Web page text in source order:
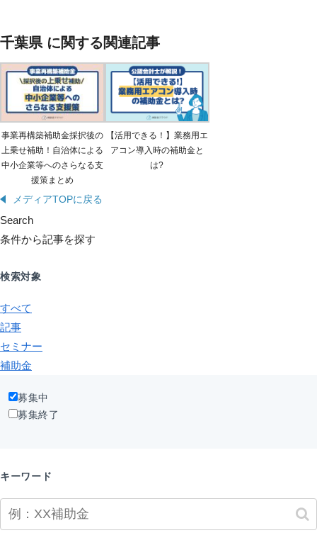
千葉県 に関する関連記事
事業再構築補助金採択後の
上乗せ補助！自治体による
中小企業等へのさらなる支
援策まとめ
【活用できる！】業務用エ
アコン導入時の補助金と
は?
メディアTOPに戻る
Search
条件から記事を探す
検索対象
すべて
記事
セミナー
補助金
募集中
募集終了
キーワード